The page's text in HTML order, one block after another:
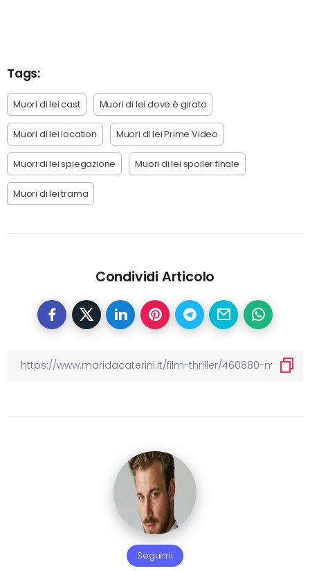
Tags:
Muori di lei cast Muori di lei dove è girato
Muori di lei location Muori di lei Prime Video
Muori di lei spiegazione Muori di lei spoiler finale
Muori di lei trama
Condividi Articolo
Seguimi